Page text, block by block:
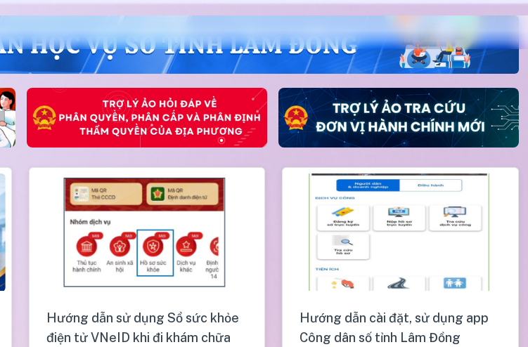
Hướng dẫn sử dụng Sổ sức khỏe
điện tử VNeID khi đi khám chữa
Hướng dẫn cài đặt, sử dụng app
Công dân số tỉnh Lâm Đồng